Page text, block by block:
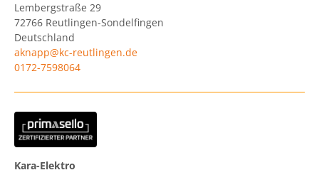
Lembergstraße 29
72766 Reutlingen-Sondelfingen
Deutschland
aknapp@kc-reutlingen.de
0172-7598064
Kara-Elektro